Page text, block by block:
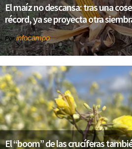
El maíz no descansa: tras una
récord, ya se proyecta otra
Porinfocampo
El “boom” de las crucíferas